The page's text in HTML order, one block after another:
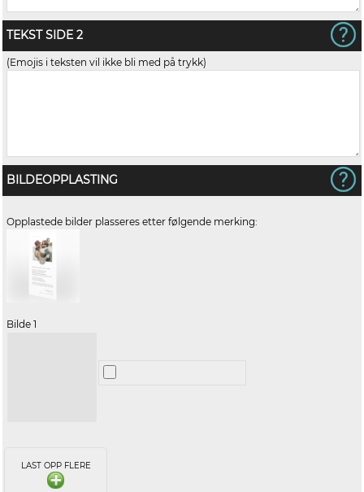
TEKST SIDE 2
(Emojis i teksten vil ikke bli med på trykk)
BILDEOPPLASTING
Opplastede bilder plasseres etter følgende merking:
Bilde 1
LAST OPP FLERE